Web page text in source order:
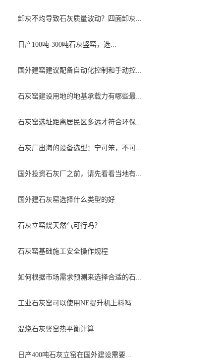
卸灰不均导致石灰质量波动？四面卸灰...
日产100吨-300吨石灰竖窑，选...
国外建窑建议配备自动化控制和手动控...
石灰窑建设用地的地基承载力有哪些最...
石灰窑选址距离居民区多远才符合环保...
石灰厂出海的设备选型：宁可笨，不可...
国外投资石灰厂之前，请先看看当地有...
国外建石灰窑选择什么类型的好
石灰立窑烧天然气可行吗？
石灰窑基础施工安全操作规程
如何根据市场需求预测来选择合适的石...
工业石灰窑可以使用NE提升机上料吗
混烧石灰竖窑热平衡计算
日产400吨石灰立窑在国外建设需要...